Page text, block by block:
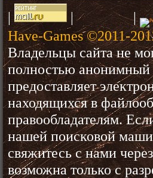
| | |
Have-Games ©2011-
Владельцы сайта не
полностью анонимный
предоставляет
находящихся в
правообладателям.
нашей поисковой
свяжитесь с нами
возможна только с